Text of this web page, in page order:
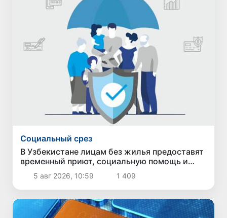
Социальный срез
В Узбекистане лицам без жилья предоставят
временный приют, социальную помощь и
возможность трудоустройства
5 авг 2026, 10:59 1 409